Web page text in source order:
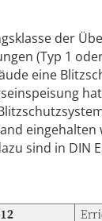
der
(Typ 1
eine
sind in DIN